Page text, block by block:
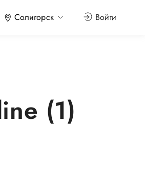
Солигорск Войти
(1)